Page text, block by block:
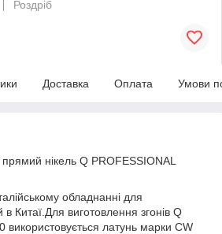
Роздріб
Доставка Оплата Умови
нікель Q PROFESSIONAL
обладнанні для
Китаї.Для виготовлення згонів Q
використовується латунь марки CW